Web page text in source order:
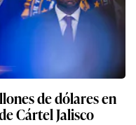
de dólares en
Cártel Jalisco